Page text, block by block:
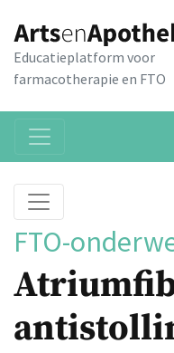
Educatieplatform voor
farmacotherapie en FTO
FTO-